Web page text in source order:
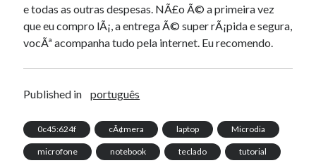
e todas as outras despesas. NÃ£o Ã© a primeira vez
que eu compro lÃ¡, a entrega Ã© super rÃ¡pida e segura,
vocÃª acompanha tudo pela internet. Eu recomendo.
Published in português
0c45:624f cÃ¢mera laptop Microdia
microfone notebook teclado tutorial